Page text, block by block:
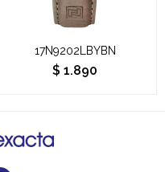
17N9202LBYBN
$ 1.890